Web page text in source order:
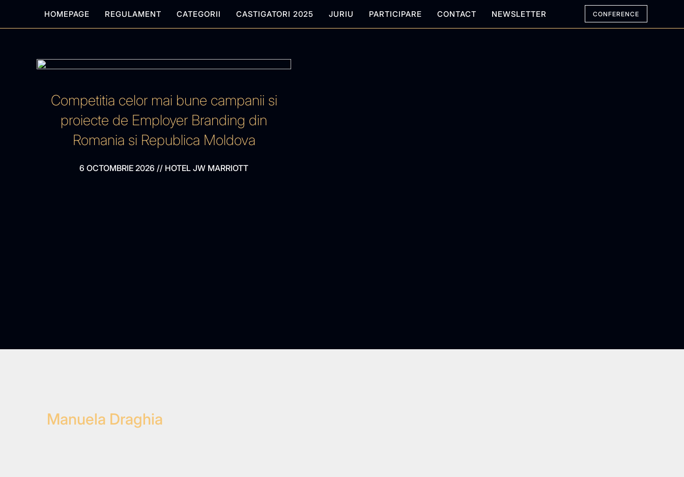
HOMEPAGE REGULAMENT CATEGORII CASTIGATORI 2025 JURIU PARTICIPARE CONTACT NEWSLETTER CONFERENCE
Competitia celor mai bune campanii si
proiecte de Employer Branding din
Romania si Republica Moldova
6 OCTOMBRIE 2026 // HOTEL JW MARRIOTT
Manuela Draghia